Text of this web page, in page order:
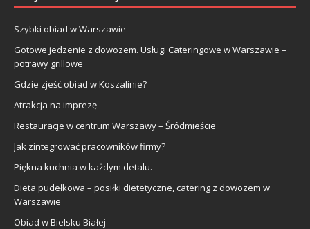
Szybki obiad w Warszawie
Gotowe jedzenie z dowozem. Usługi Cateringowe w Warszawie –
potrawy grillowe
Gdzie zjeść obiad w Koszalinie?
Atrakcja na imprezę
Restauracje w centrum Warszawy – Śródmieście
Jak zintegrować pracowników firmy?
Piękna kuchnia w każdym detalu.
Dieta pudełkowa – posiłki dietetyczne, catering z dowozem w
Warszawie
Obiad w Bielsku Białej